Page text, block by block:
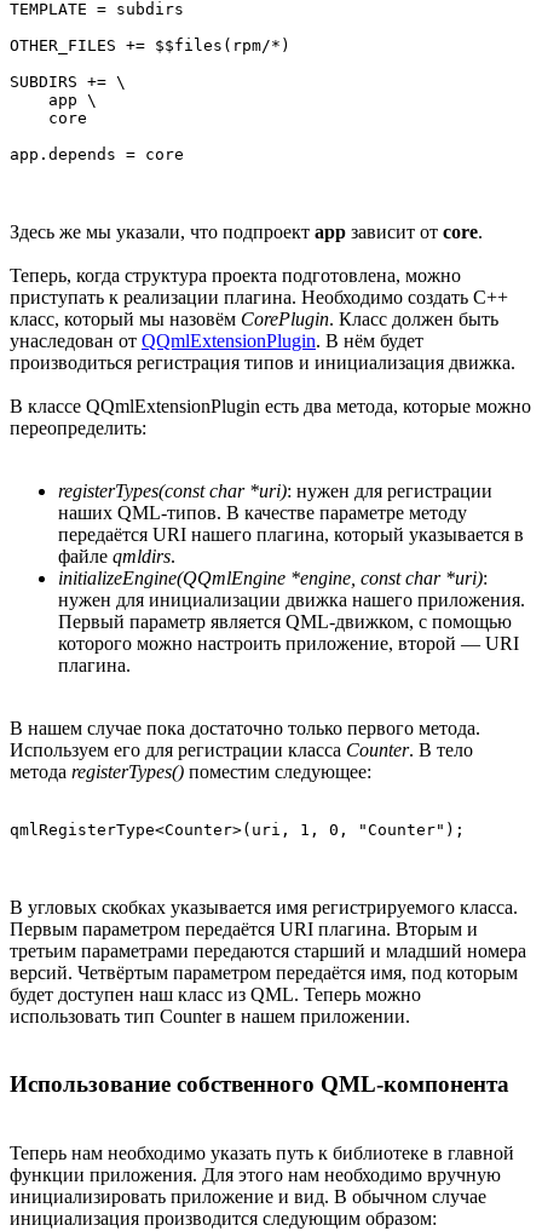
TEMPLATE = subdirs
OTHER_FILES += $$files(rpm/*)
SUBDIRS += \
    app \
    core
Здесь же мы указали, что подпроект app зависит от core.
Теперь, когда структура проекта подготовлена, можно
приступать к реализации плагина. Необходимо создать C++
класс, который мы назовём CorePlugin. Класс должен быть
унаследован от QQmlExtensionPlugin. В нём будет
производиться регистрация типов и инициализация движка.
В классе QQmlExtensionPlugin есть два метода, которые можно
переопределить:
registerTypes(const char *uri): нужен для регистрации
наших QML-типов. В качестве параметре методу
передаётся URI нашего плагина, который указывается в
файле qmldirs.
initializeEngine(QQmlEngine *engine, const char *uri):
нужен для инициализации движка нашего приложения.
Первый параметр является QML-движком, с помощью
которого можно настроить приложение, второй — URI
плагина.
В нашем случае пока достаточно только первого метода.
Используем его для регистрации класса Counter. В тело
метода registerTypes() поместим следующее:
В угловых скобках указывается имя регистрируемого класса.
Первым параметром передаётся URI плагина. Вторым и
третьим параметрами передаются старший и младший номера
версий. Четвёртым параметром передаётся имя, под которым
будет доступен наш класс из QML. Теперь можно
использовать тип Counter в нашем приложении.
Использование собственного QML-компонента
Теперь нам необходимо указать путь к библиотеке в главной
функции приложения. Для этого нам необходимо вручную
инициализировать приложение и вид. В обычном случае
инициализация производится следующим образом: